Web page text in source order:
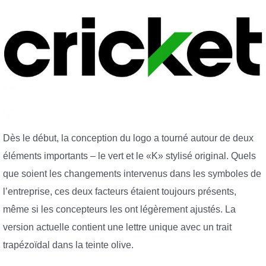
Dès le début, la conception du logo a tourné autour de deux
éléments importants – le vert et le «K» stylisé original. Quels
que soient les changements intervenus dans les symboles de
l’entreprise, ces deux facteurs étaient toujours présents,
même si les concepteurs les ont légèrement ajustés. La
version actuelle contient une lettre unique avec un trait
trapézoïdal dans la teinte olive.